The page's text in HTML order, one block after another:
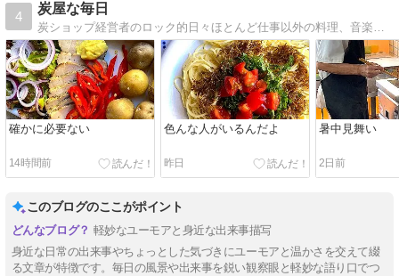
4
炭屋な毎日
炭ショップ経営者のロック的日々ほとんど仕事以外の料理、音楽、酒、どたばた
確かに必要ない
14時間前
色んな人がいるんだよ
昨日
暑中見舞い
2日前
このブログのここがポイント
軽妙なユーモアと身近な出来事描写
身近な日常の出来事やちょっとした気づきにユーモアと温かさを交えて綴
る文章が特徴です。毎日の風景や出来事を鋭い観察眼と軽妙な語り口でつ